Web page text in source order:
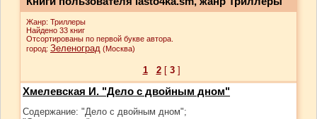
Жанр: Триллеры
Найдено 33 книг
Отсортированы по первой букве автора.
город: Зеленоград (Москва)
1 2[ 3]
Хмелевская И. "Дело с двойным дном"
Содержание: "Дело с двойным дном";